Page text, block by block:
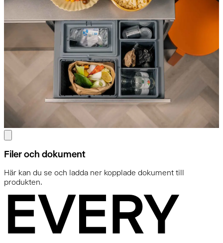
Filer och dokument
Här kan du se och ladda ner kopplade dokument till
produkten.